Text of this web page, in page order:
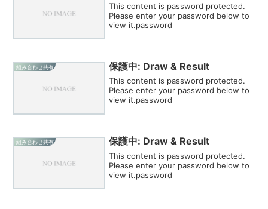
This content is password protected.
Please enter your password below to
view it.password
組み合わせ共有 保護中: Draw & Result
This content is password protected.
Please enter your password below to
view it.password
組み合わせ共有 保護中: Draw & Result
This content is password protected.
Please enter your password below to
view it.password